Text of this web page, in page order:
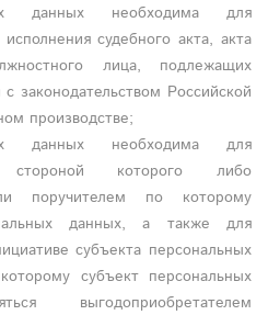
данных необходима для
судебного акта, акта
лица, подлежащих
законодательством Российской
производстве;
данных необходима для
стороной которого либо
поручителем по которому
данных, а также для
субъекта персональных
субъект персональных
выгодоприобретателем